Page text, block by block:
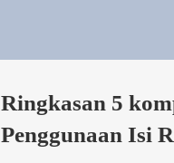
Ringkasan 5
Penggunaan Isi